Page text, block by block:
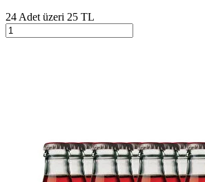
24 Adet üzeri 25 TL